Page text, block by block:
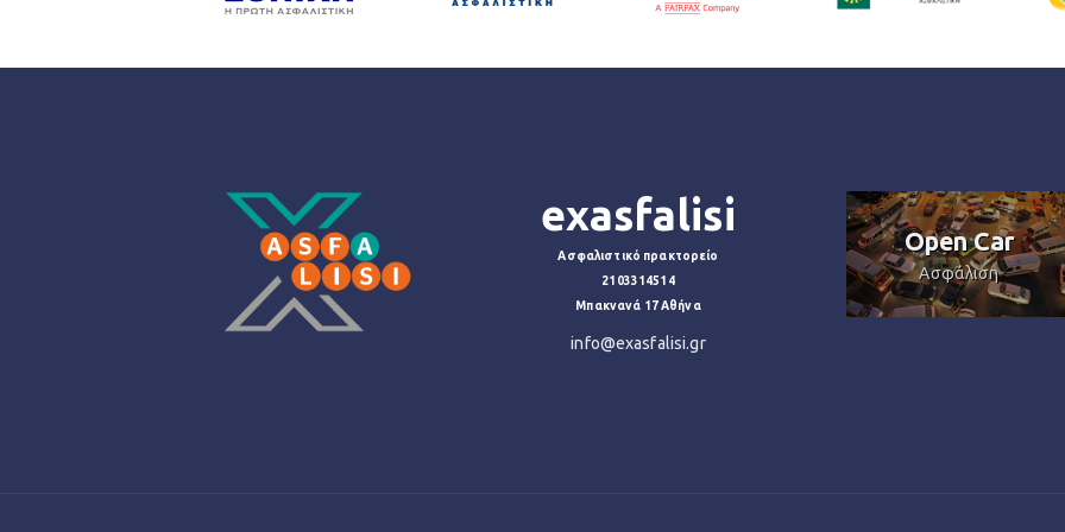
exasfalisi
Ασφαλιστικό πρακτορείο
2103314514
Μπακνανά 17 Αθήνα
info@exasfalisi.gr
Εξωσωματική
γονιμοποίηση
Open Car
Ασφάλιση